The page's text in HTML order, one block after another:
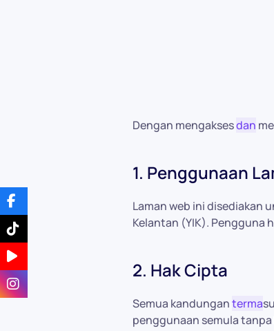
Dengan mengaksesdan
1. Penggunaan
Laman web ini disediakan
Kelantan (YIK). Pengguna
2. Hak Cipta
Semua kandunganterma
penggunaan semula